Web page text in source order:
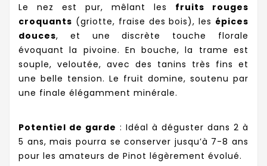
Le nez est pur, mêlant les fruits rouges
croquants (griotte, fraise des bois), les épices
douces, et une discrète touche florale
évoquant la pivoine. En bouche, la trame est
souple, veloutée, avec des tanins très fins et
une belle tension. Le fruit domine, soutenu par
une finale élégamment minérale.
Potentiel de garde : Idéal à déguster dans 2 à
5 ans, mais pourra se conserver jusqu’à 7-8 ans
pour les amateurs de Pinot légèrement évolué.